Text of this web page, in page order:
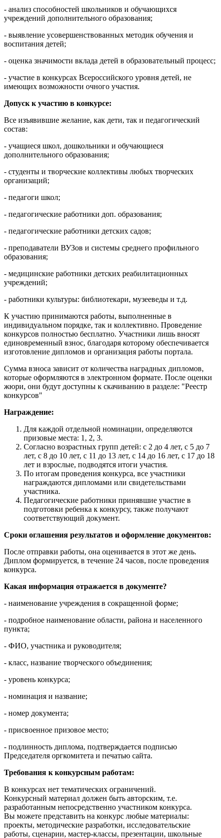
- анализ способностей школьников и обучающихся
учреждений дополнительного образования;
- выявление усовершенствованных методик обучения и
воспитания детей;
- оценка значимости вклада детей в образовательный процесс;
- участие в конкурсах Всероссийского уровня детей, не
имеющих возможности очного участия.
Допуск к участию в конкурсе:
Все изъявившие желание, как дети, так и педагогический
состав:
- учащиеся школ, дошкольники и обучающиеся
дополнительного образования;
- студенты и творческие коллективы любых творческих
организаций;
- педагоги школ;
- педагогические работники доп. образования;
- педагогические работники детских садов;
- преподаватели ВУЗов и системы среднего профильного
образования;
- медицинские работники детских реабилитационных
учреждений;
- работники культуры: библиотекари, музееведы и т.д.
К участию принимаются работы, выполненные в
индивидуальном порядке, так и коллективно. Проведение
конкурсов полностью бесплатно. Участники лишь вносят
единовременный взнос, благодаря которому обеспечивается
изготовление дипломов и организация работы портала.
Сумма взноса зависит от количества наградных дипломов,
которые оформляются в электронном формате. После оценки
жюри, они будут доступны к скачиванию в разделе: "Реестр
конкурсов"
Награждение:
Для каждой отдельной номинации, определяются
призовые места: 1, 2, 3.
Согласно возрастных групп детей: с 2 до 4 лет, с 5 до 7
лет, с 8 до 10 лет, с 11 до 13 лет, с 14 до 16 лет, с 17 до 18
лет и взрослые, подводятся итоги участия.
По итогам проведения конкурса, все участники
награждаются дипломами или свидетельствами
участника.
Педагогические работники принявшие участие в
подготовки ребенка к конкурсу, также получают
соответствующий документ.
Сроки оглашения результатов и оформление документов:
После отправки работы, она оценивается в этот же день.
Диплом формируется, в течение 24 часов, после проведения
конкурса.
Какая информация отражается в документе?
- наименование учреждения в сокращенной форме;
- подробное наименование области, района и населенного
пункта;
- ФИО, участника и руководителя;
- класс, название творческого объединения;
- уровень конкурса;
- номинация и название;
- номер документа;
- присвоенное призовое место;
- подлинность диплома, подтверждается подписью
Председателя оргкомитета и печатью сайта.
Требования к конкурсным работам:
В конкурсах нет тематических ограничений.
Конкурсный материал должен быть авторским, т.е.
разработанным непосредственно участником конкурса.
Вы можете представить на конкурс любые материалы:
проекты, методические разработки, исследовательские
работы, сценарии, мастер-классы, презентации, школьные